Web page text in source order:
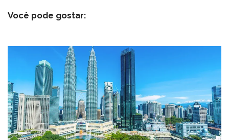
Você pode gostar: